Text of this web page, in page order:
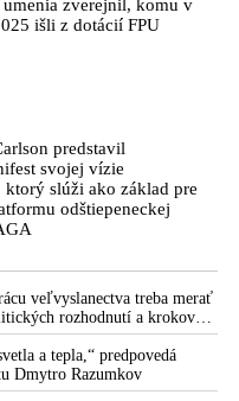
zverejnil, komu v
išli z dotácií FPU
predstavil
svojej vízie
ktorý slúži ako základ pre
odštiepeneckej
veľvyslanectva treba merať
rozhodnutí a krokov
Zelenskyj zhromaždeným
Trump mu potom odkázal,
systémy Patriot
a tepla,“ predpovedá
Dmytro Razumkov